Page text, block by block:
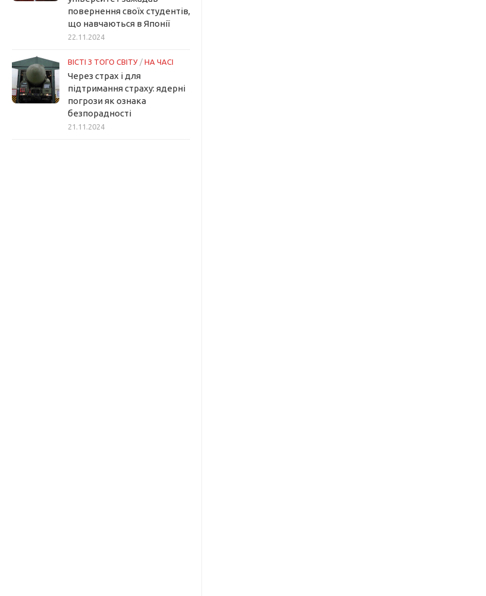
повернення своїх студентів,
що навчаються в Японії
22.11.2024
ВІСТІ З ТОГО СВІТУ / НА ЧАСІ
Через страх і для
підтримання страху: ядерні
погрози як ознака
безпорадності
21.11.2024